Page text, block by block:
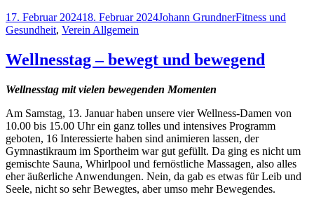
Veröffentlicht
am
17. Februar 202418. Februar 2024Autor
Johann GrundnerKategorien
Fitness und
Gesundheit, Verein Allgemein
Wellnesstag – bewegt und bewegend
Wellnesstag mit vielen bewegenden Momenten
Am Samstag, 13. Januar haben unsere vier Wellness-Damen von
10.00 bis 15.00 Uhr ein ganz tolles und intensives Programm
geboten, 16 Interessierte haben sind animieren lassen, der
Gymnastikraum im Sportheim war gut gefüllt. Da ging es nicht um
gemischte Sauna, Whirlpool und fernöstliche Massagen, also alles
eher äußerliche Anwendungen. Nein, da gab es etwas für Leib und
Seele, nicht so sehr Bewegtes, aber umso mehr Bewegendes.